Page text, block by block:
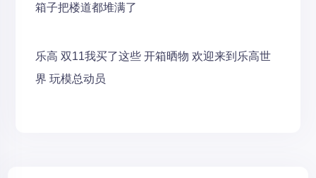
箱子把楼道都堆满了
乐高 双11我买了这些 开箱晒物 欢迎来到乐高世
界 玩模总动员